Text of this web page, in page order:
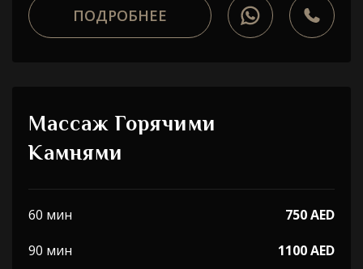
ПОДРОБНЕЕ
Массаж Горячими
Камнями
60 мин
750 AED
90 мин
1100 AED